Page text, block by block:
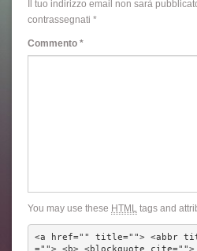
Il tuo indirizzo email non sarà
contrassegnati *
Commento *
You may use these HTML tags and
<a href="" title=""> <abbr